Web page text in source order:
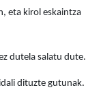
eta kirol eskaintza
dutela salatu dute.
dituzte gutunak.